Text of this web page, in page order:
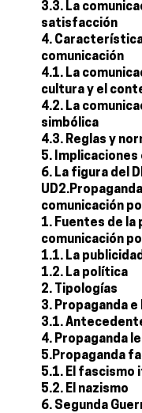
3.3. La
satisfacción
4.
comunicación
4.1. La
cultura y el
4.2. La
simbólica
4.3. Reglas y
5.
6. La figura del
comunicación
1. Fuentes de la
comunicación
1.1. La publicidad
1.2. La política
2. Tipologías
3. Propaganda
3.1.
4. Propaganda
5.Propaganda
5.1. El fascismo
5.2. El nazismo
6. Segunda